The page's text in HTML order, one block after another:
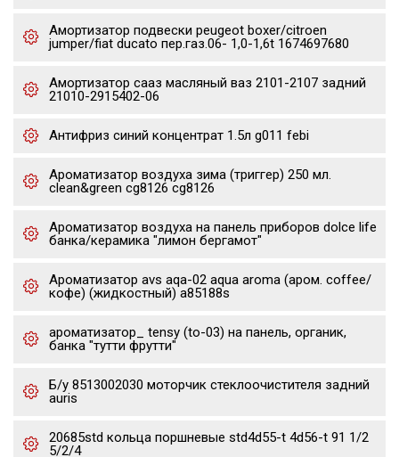
Амортизатор подвески peugeot boxer/citroen
jumper/fiat ducato пер.газ.06- 1,0-1,6t 1674697680
Амортизатор сааз масляный ваз 2101-2107 задний
21010-2915402-06
Антифриз синий концентрат 1.5л g011 febi
Ароматизатор воздуха зима (триггер) 250 мл.
clean&green cg8126 cg8126
Ароматизатор воздуха на панель приборов dolce life
банка/керамика "лимон бергамот"
Ароматизатор avs aqa-02 aqua aroma (аром. coffee/
кофе) (жидкостный) a85188s
ароматизатор_ tensy (to-03) на панель, органик,
банка "тутти фрутти"
Б/у 8513002030 моторчик стеклоочистителя задний
auris
20685std кольца поршневые std4d55-t 4d56-t 91 1/2
5/2/4